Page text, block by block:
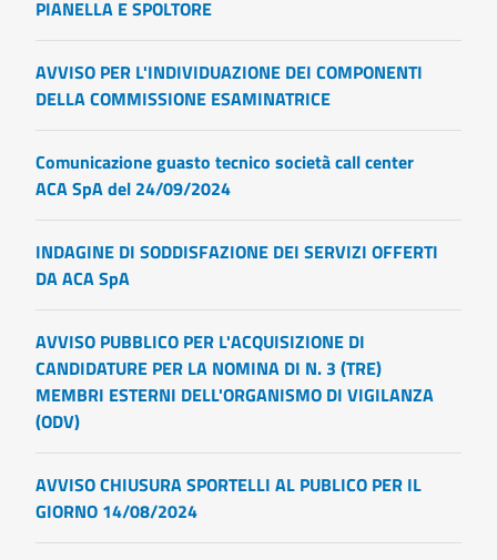
PIANELLA E SPOLTORE
AVVISO PER L'INDIVIDUAZIONE DEI COMPONENTI
DELLA COMMISSIONE ESAMINATRICE
Comunicazione guasto tecnico società call center
ACA SpA del 24/09/2024
INDAGINE DI SODDISFAZIONE DEI SERVIZI OFFERTI
DA ACA SpA
AVVISO PUBBLICO PER L'ACQUISIZIONE DI
CANDIDATURE PER LA NOMINA DI N. 3 (TRE)
MEMBRI ESTERNI DELL'ORGANISMO DI VIGILANZA
(ODV)
AVVISO CHIUSURA SPORTELLI AL PUBLICO PER IL
GIORNO 14/08/2024